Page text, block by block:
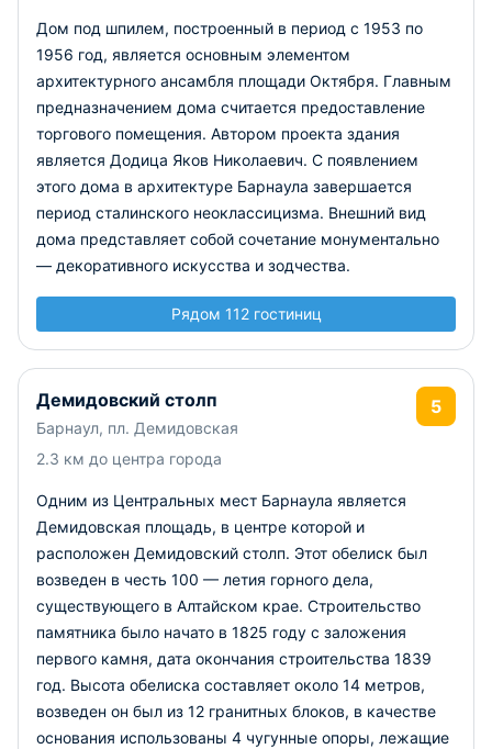
Дом под шпилем, построенный в период с 1953 по
1956 год, является основным элементом
архитектурного ансамбля площади Октября. Главным
предназначением дома считается предоставление
торгового помещения. Автором проекта здания
является Додица Яков Николаевич. С появлением
этого дома в архитектуре Барнаула завершается
период сталинского неоклассицизма. Внешний вид
дома представляет собой сочетание монументально
— декоративного искусства и зодчества.
Рядом 112 гостиниц
Демидовский столп
Барнаул, пл. Демидовская
2.3 км до центра города
5
Одним из Центральных мест Барнаула является
Демидовская площадь, в центре которой и
расположен Демидовский столп. Этот обелиск был
возведен в честь 100 — летия горного дела,
существующего в Алтайском крае. Строительство
памятника было начато в 1825 году с заложения
первого камня, дата окончания строительства 1839
год. Высота обелиска составляет около 14 метров,
возведен он был из 12 гранитных блоков, в качестве
основания использованы 4 чугунные опоры, лежащие